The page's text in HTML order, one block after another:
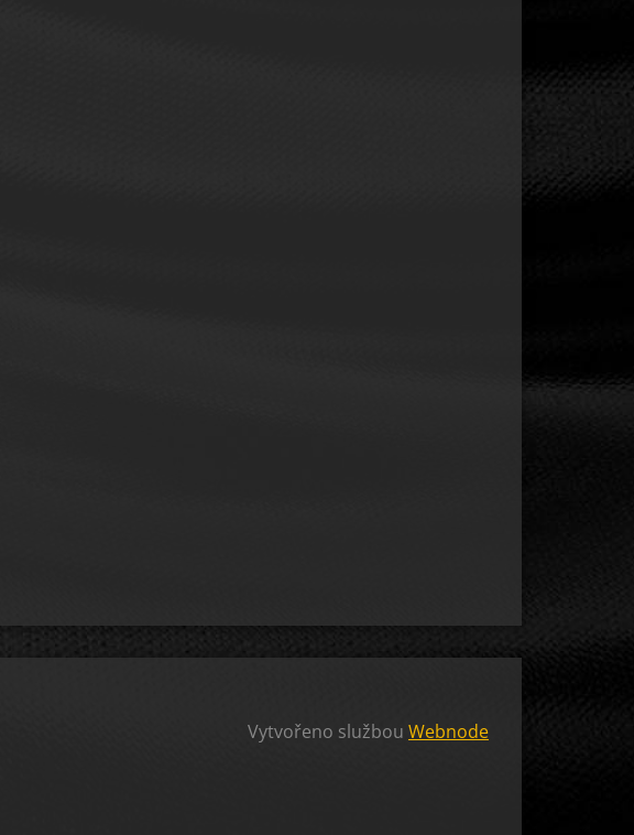
Vytvořeno službou Webnode